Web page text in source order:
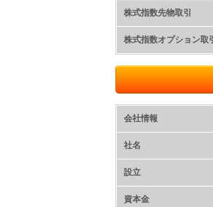
株式指数先物取引
株式指数オプション取
会社情報
社名
設立
資本金